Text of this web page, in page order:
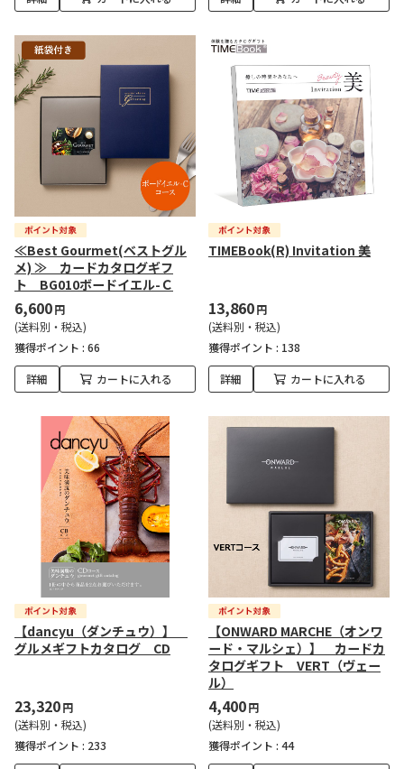
≪Best Gourmet(ベストグル
メ) ≫ カードカタログギフ
ト BG010ボードイエル-Ｃ
6,600円
(送料別・税込)
獲得ポイント : 66
詳細 カートに入れる
TIMEBook(R) Invitation 美
13,860円
(送料別・税込)
獲得ポイント : 138
詳細 カートに入れる
【dancyu（ダンチュウ）】
グルメギフトカタログ CD
23,320円
(送料別・税込)
獲得ポイント : 233
【ONWARD MARCHE（オンワ
ード・マルシェ）】 カードカ
タログギフト VERT（ヴェー
ル）
4,400円
(送料別・税込)
獲得ポイント : 44